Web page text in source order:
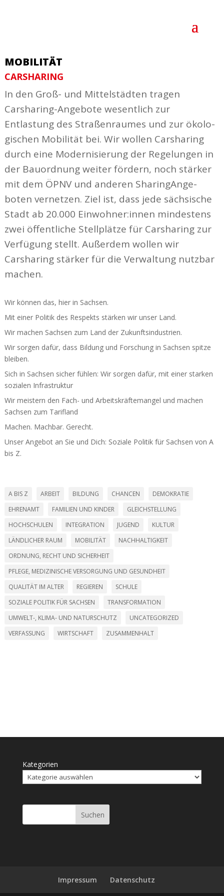
MOBILITÄT
CARSHARING
In den Groß- und Mittel­städten tragen
Carsharing-Angebote wesentlich zur
Entlastung des Stra­ßen­raumes und zur ökolo­
gi­schen Mobi­lität bei. Wir wollen Carsharing
durch eine Moder­ni­sierung der Rege­lungen in
der Bauordnung weiter fördern, noch stärker
mit dem ÖPNV und anderen Sharing­An­ge­
boten vernetzen. Ziel ist, dass jede säch­sische
Stadt ab 20.000 Einwohner:innen mindestens
zwei öffent­liche Stell­plätze für Carsharing zur
Verfügung stellt. Außerdem wollen wir
Carsharing stärker für die Verwaltung nutzbar
machen.
Wir können das, hier in Sachsen.
Mit einer Politik des Respekts stärken wir unser Land.
Wir machen Sachsen zum Land der Zukunfts­in­dus­trien.
Wir sorgen dafür, dass Bildung und Forschung in Sachsen spitze
bleiben.
Sich in Sachsen sicher fühlen: Wir sorgen dafür, mit einer starken
sozialen Infra­struktur
Wir meistern den Fach- und Arbeits­kräf­te­mangel und machen
Sachsen zum Tarifland
Machen. Machbar. Gerecht.
Unser Angebot an Sie und Dich: Soziale Politik für Sachsen von A
bis Z.
A BIS Z ARBEIT BILDUNG CHANCEN
DEMOKRATIE
EHRENAMT
FAMILIEN UND KINDER
GLEICHSTELLUNG
HOCHSCHULEN
INTEGRATION JUGEND
KULTUR
LÄNDLICHER RAUM
MOBILITÄT
NACHHALTIGKEIT
ORDNUNG, RECHT UND SICHERHEIT
PFLEGE, MEDIZINISCHE VERSORGUNG UND GESUNDHEIT
QUALITÄT IM ALTER
REGIEREN
SCHULE
SOZIALE POLITIK FÜR SACHSEN
TRANSFORMATION
UMWELT-, KLIMA- UND NATURSCHUTZ
UNCATEGORIZED
VERFASSUNG
WIRTSCHAFT ZUSAMMENHALT
Kategorien
Suchen
Impressum Daten­schutz